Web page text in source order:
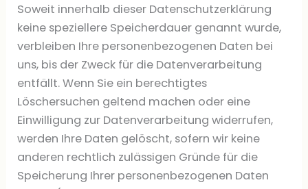
Soweit innerhalb dieser Datenschutzerklärung
keine speziellere Speicherdauer genannt wurde,
verbleiben Ihre personenbezogenen Daten bei
uns, bis der Zweck für die Datenverarbeitung
entfällt. Wenn Sie ein berechtigtes
Löschersuchen geltend machen oder eine
Einwilligung zur Datenverarbeitung widerrufen,
werden Ihre Daten gelöscht, sofern wir keine
anderen rechtlich zulässigen Gründe für die
Speicherung Ihrer personenbezogenen Daten